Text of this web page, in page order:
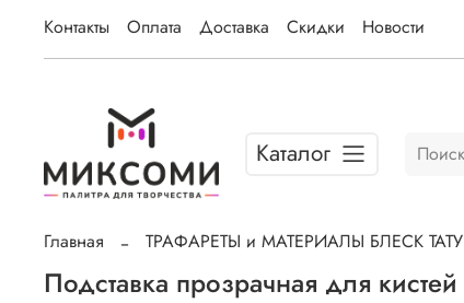
Контакты Оплата Доставка Скидки Новости
Каталог
Главная ТРАФАРЕТЫ и МАТЕРИАЛЫ БЛЕСК ТАТУ
Подставка прозрачная для кистей